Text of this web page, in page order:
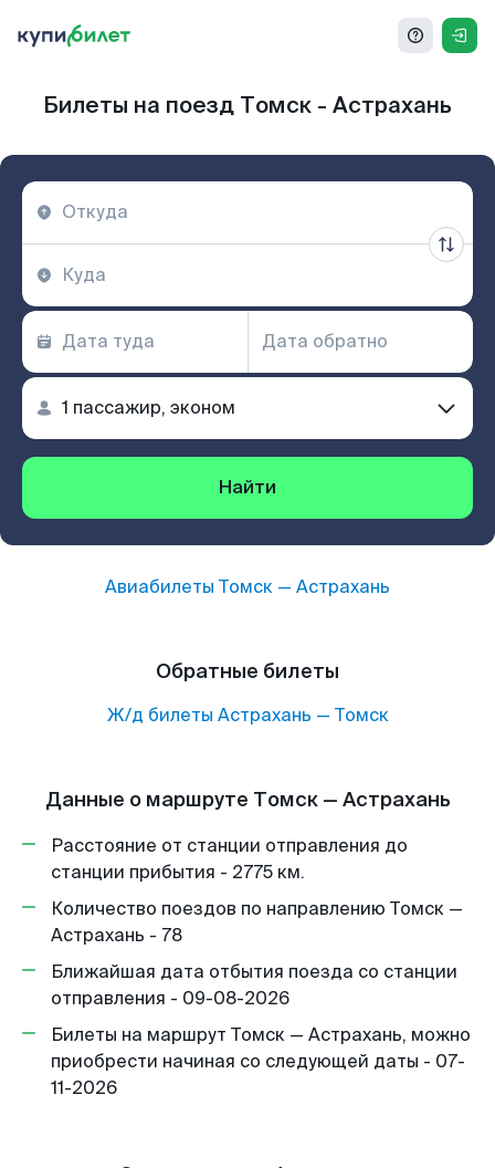
Билеты на поезд Томск - Астрахань
Найти
Авиабилеты Томск — Астрахань
Обратные билеты
Ж/д билеты Астрахань — Томск
Данные о маршруте Томск — Астрахань
Расстояние от станции отправления до
станции прибытия - 2775 км.
Количество поездов по направлению Томск —
Астрахань - 78
Ближайшая дата отбытия поезда со станции
отправления - 09-08-2026
Билеты на маршрут Томск — Астрахань, можно
приобрести начиная со следующей даты - 07-
11-2026